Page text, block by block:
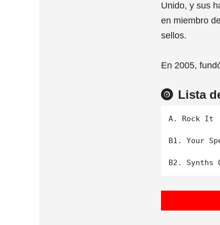
Unido, y sus
en miembro
sellos.
En 2005,
Lista
A. Rock It
B1. Your